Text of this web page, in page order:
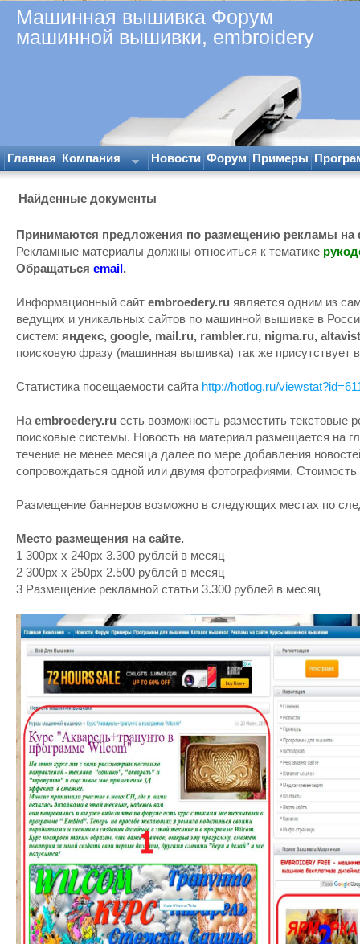
Машинная вышивка Форум
машинной вышивки, embroidery
Главная Компания Новости Форум Примеры
Найденные документы
Принимаются предложения по размещению рекламы на
Рекламные материалы должны относиться к тематике
Обращаться email.
Информационный сайт embroedery.ru является одним из
ведущих и уникальных сайтов по машинной вышивке в
систем: яндекс, google, mail.ru, rambler.ru, nigma.ru,
поисковую фразу (машинная вышивка) так же присутствует
Статистика посещаемости сайта http://hotlog.ru/
На embroedery.ru есть возможность разместить
поисковые системы. Новость на материал размещается на
течение не менее месяца далее по мере добавления
сопровождаться одной или двумя фотографиями.
Размещение баннеров возможно в следующих местах по
Место размещения на сайте.
1 300px x 240px 3.300 рублей в месяц
2 300px x 250px 2.500 рублей в месяц
3 Размещение рекламной статьи 3.300 рублей в месяц